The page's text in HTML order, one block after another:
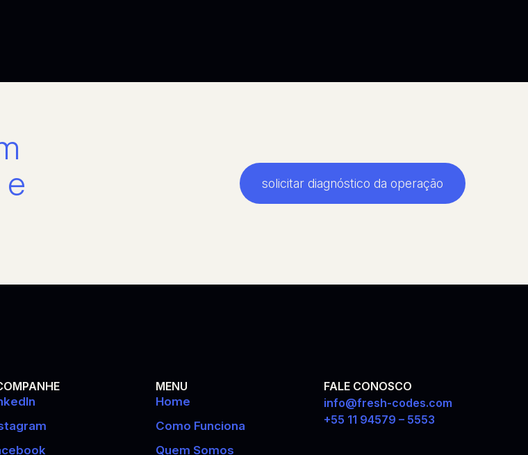
solicitar diagnóstico da operação
MENU
Home
Como Funciona
Quem Somos
FALE CONOSCO
info@fresh-codes.com
+55 11 94579 – 5553